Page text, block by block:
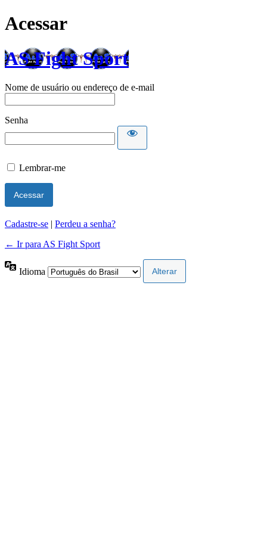
Acessar
AS Fight Sport
Nome de usuário ou endereço de e-mail
Senha
Lembrar-me
Cadastre-se | Perdeu a senha?
← Ir para AS Fight Sport
Idioma